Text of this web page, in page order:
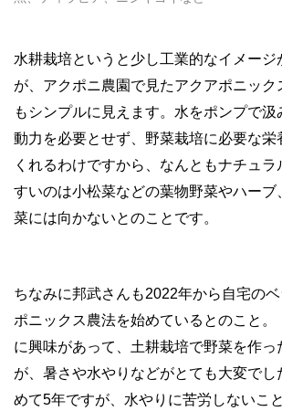
水耕栽培というと少し工業的なイメージ
が、アクポニ農園で見たアクアポニック
もシンプルに見えます。水をポンプで汲
動力を必要とせず、野菜栽培に必要な栄
くれるわけですから、なんともナチュ
すいのは小松菜などの葉物野菜やハーブ
菜には向かないとのことです。
ちなみに邦武さんも2022年から自宅の
ポニックス農法を始めているとのこと。
に興味があって、土耕栽培で野菜を作っ
が、暑さや水やりなどがとても大変でし
めて5年ですが、水やりに苦労しないこ